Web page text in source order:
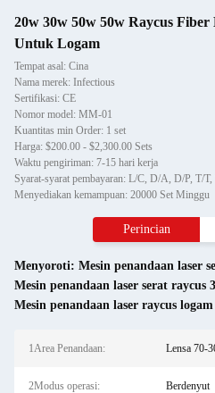
20w 30w 50w 50w Raycus
Untuk Logam
Tempat asal: Cina
Nama merek: Infectious
Sertifikasi: CE
Nomor model: MM-01
Kuantitas min Order: 1 set
Harga: $200.00 - $2,300.00 Sets
Waktu pengiriman: 7-15 hari kerja
Syarat-syarat pembayaran: L/C, D/A, D/P, T/T,
Menyediakan kemampuan: 20000 Set Minggu
Perincian
Menyoroti: Mesin penandaan laser
Mesin penandaan laser serat raycus
Mesin penandaan laser raycus logam
1Area Penandaan: Lensa 70-
2Modus operasi: Berdenyut